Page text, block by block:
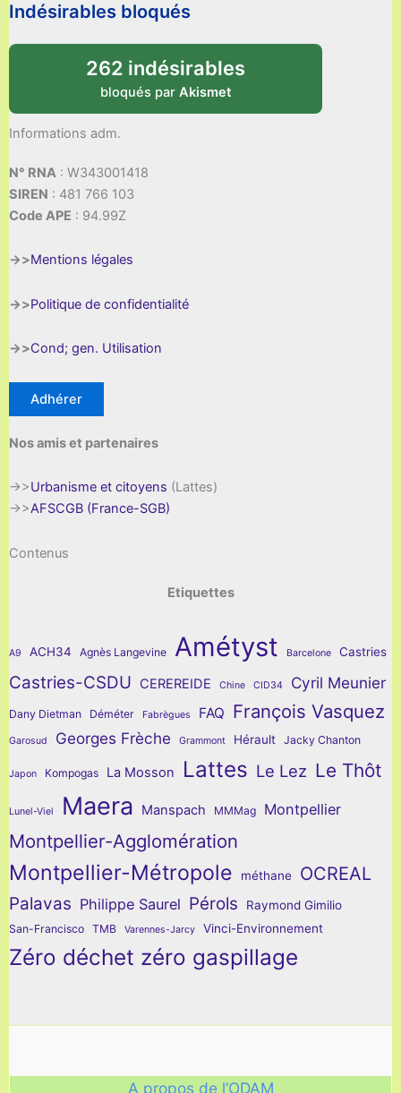
Indésirables bloqués
262 indésirables
bloqués par Akismet
Informations adm.
N° RNA : W343001418
SIREN : 481 766 103
Code APE : 94.99Z
->>Mentions légales
->>Politique de confidentialité
->>Cond; gen. Utilisation
Adhérer
Nos amis et partenaires
->>Urbanisme et citoyens (Lattes)
->>AFSCGB (France-SGB)
Contenus
Etiquettes
A9 ACH34 Agnès Langevine Amétyst Barcelone Castries
Castries-CSDU CEREREIDE Chine CID34 Cyril Meunier
Dany Dietman Déméter Fabrègues FAQ François Vasquez
Garosud Georges Frèche Grammont Hérault Jacky Chanton
Japon Kompogas La Mosson Lattes Le Lez Le Thôt
Lunel-Viel Maera Manspach MMMag Montpellier
Montpellier-Agglomération
Montpellier-Métropole méthane OCREAL
Palavas Philippe Saurel Pérols Raymond Gimilio
San-Francisco TMB Varennes-Jarcy Vinci-Environnement
Zéro déchet zéro gaspillage
A propos de l’ODAM